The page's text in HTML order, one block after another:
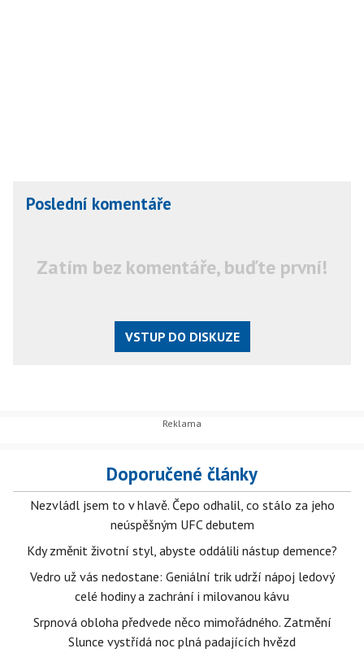
Poslední komentáře
Zatím bez komentáře, buďte první!
VSTUP DO DISKUZE
Doporučené články
Nezvládl jsem to v hlavě. Čepo odhalil, co stálo za jeho
neúspěšným UFC debutem
Kdy změnit životní styl, abyste oddálili nástup demence?
Vedro už vás nedostane: Geniální trik udrží nápoj ledový
celé hodiny a zachrání i milovanou kávu
Srpnová obloha předvede něco mimořádného. Zatmění
Slunce vystřídá noc plná padajících hvězd